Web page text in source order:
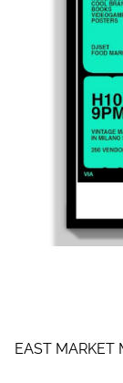
EAST